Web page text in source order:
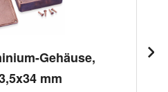
Gehäuse,
mm